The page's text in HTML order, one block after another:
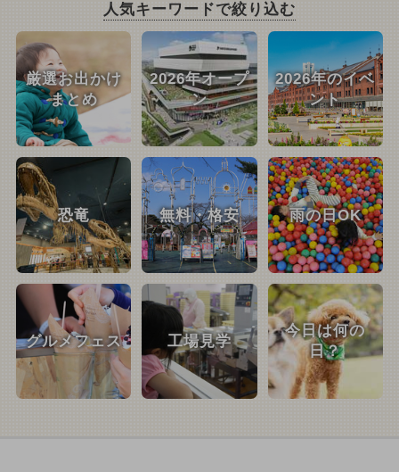
人気キーワードで絞り込む
厳選お出かけ
まとめ
2026年オープ
ン
2026年のイベ
ント
恐竜 無料・格安 雨の日OK
グルメフェス 工場見学
今日は何の
日？